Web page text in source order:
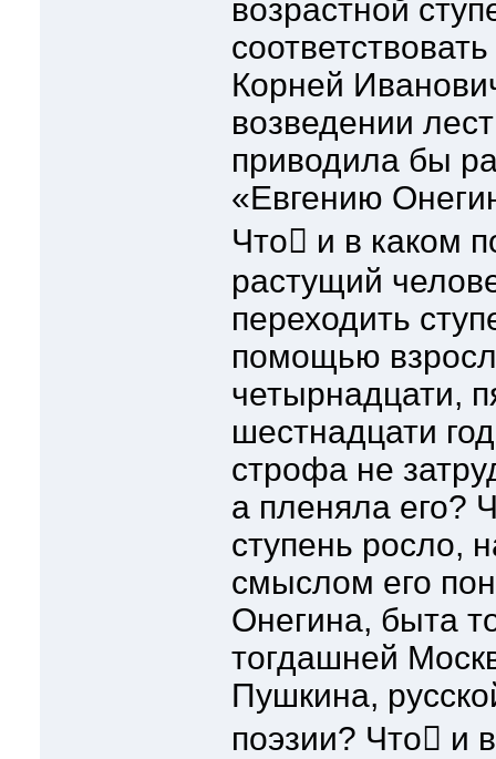
возрастной
Корней
возведении
приводила бы
«Евгению
Что и в каком
растущий
переходить
помощью
четырнадцати,
шестнадцати
строфа не
а пленяла его?
ступень росло,
смыслом его
Онегина, быта
тогдашней
Пушкина,
поэзии? Что и